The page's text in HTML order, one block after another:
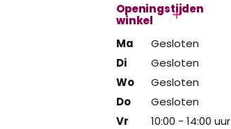
Openingstijden
winkel
Ma
Gesloten
Di
Gesloten
Wo
Gesloten
Do
Gesloten
Vr
10:00 - 14:00 uur